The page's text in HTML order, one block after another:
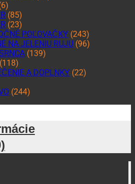
(85)
(23)
POĽOVAČKY (243)
NA JELENIU RUJU (96)
(139)
(118)
A DOPLNKY (22)
(244)